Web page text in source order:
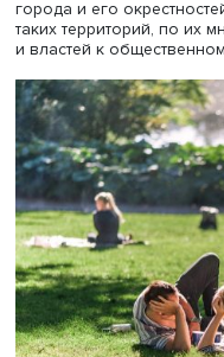
Благоустройство и
обитаемой
общественного
культурного
Обустроенная
чистотой и
атрибутами
уют и красота —
пространства
Таким образом,
объективное
порядком, а
красота.